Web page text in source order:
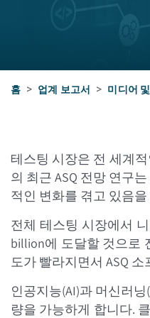
홈 > 업계 보고서 > 미디어
테스팅 시장은 전 세계
의 최근 ASQ 전망 연구
적인 변화를 겪고 있음
전체 테스팅 시장에서
billion에 도달할 것으로
도가 빨라지면서 ASQ
인공지능(AI)과 머신러
량을 가능하게 합니다.